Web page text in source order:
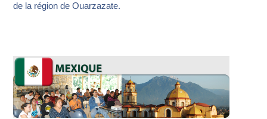
de la région de Ouarzazate.